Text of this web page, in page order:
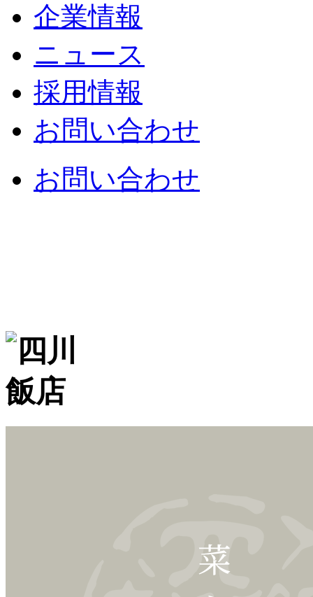
企業情報
ニュース
採用情報
お問い合わせ
お問い合わせ